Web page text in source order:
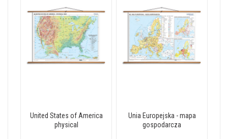
United States of America
physical
Unia Europejska - mapa
gospodarcza